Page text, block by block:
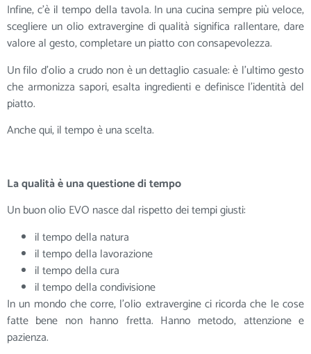
Infine, c’è il tempo della tavola. In una cucina sempre più veloce,
scegliere un olio extravergine di qualità significa rallentare, dare
valore al gesto, completare un piatto con consapevolezza.
Un filo d’olio a crudo non è un dettaglio casuale: è l’ultimo gesto
che armonizza sapori, esalta ingredienti e definisce l’identità del
piatto.
Anche qui, il tempo è una scelta.
La qualità è una questione di tempo
Un buon olio EVO nasce dal rispetto dei tempi giusti:
il tempo della natura
il tempo della lavorazione
il tempo della cura
il tempo della condivisione
In un mondo che corre, l’olio extravergine ci ricorda che le cose
fatte bene non hanno fretta. Hanno metodo, attenzione e
pazienza.